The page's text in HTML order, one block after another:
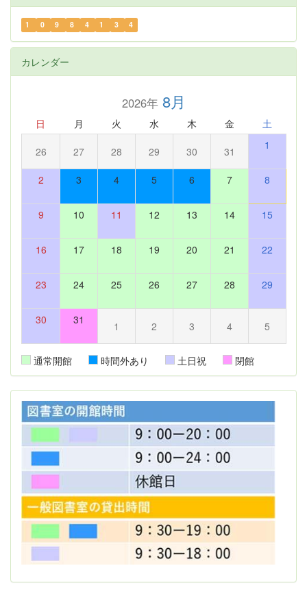
1 0 9 8 4 1 3 4
カレンダー
2026年8月
日 月 火 水 木 金 土
26 27 28 29 30 31 1
2 3 4 5 6 7 8
9 10 11 12 13 14 15
16 17 18 19 20 21 22
23 24 25 26 27 28 29
30 31 1 2 3 4 5
通常開館 時間外あり 土日祝 閉館